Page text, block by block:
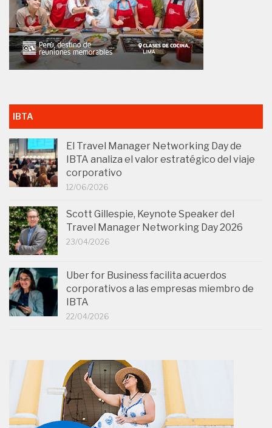
IBTA
El Travel Manager Networking Day de
IBTA analiza el valor estratégico del viaje
corporativo
12/06/2026
Scott Gillespie, Keynote Speaker del
Travel Manager Networking Day 2026
23/04/2026
Uber for Business facilita acuerdos
corporativos a las empresas miembro de
IBTA
22/04/2026